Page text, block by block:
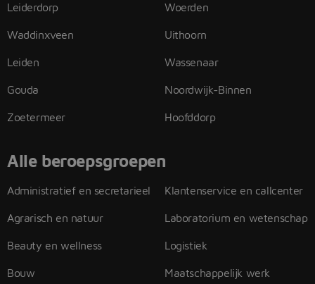
Leiderdorp
Waddinxveen
Leiden
Gouda
Zoetermeer
Woerden
Uithoorn
Wassenaar
Noordwijk-Binnen
Hoofddorp
Alle beroepsgroepen
Administratief en secretarieel
Agrarisch en natuur
Beauty en wellness
Bouw
Klantenservice en callcenter
Laboratorium en wetenschap
Logistiek
Maatschappelijk werk